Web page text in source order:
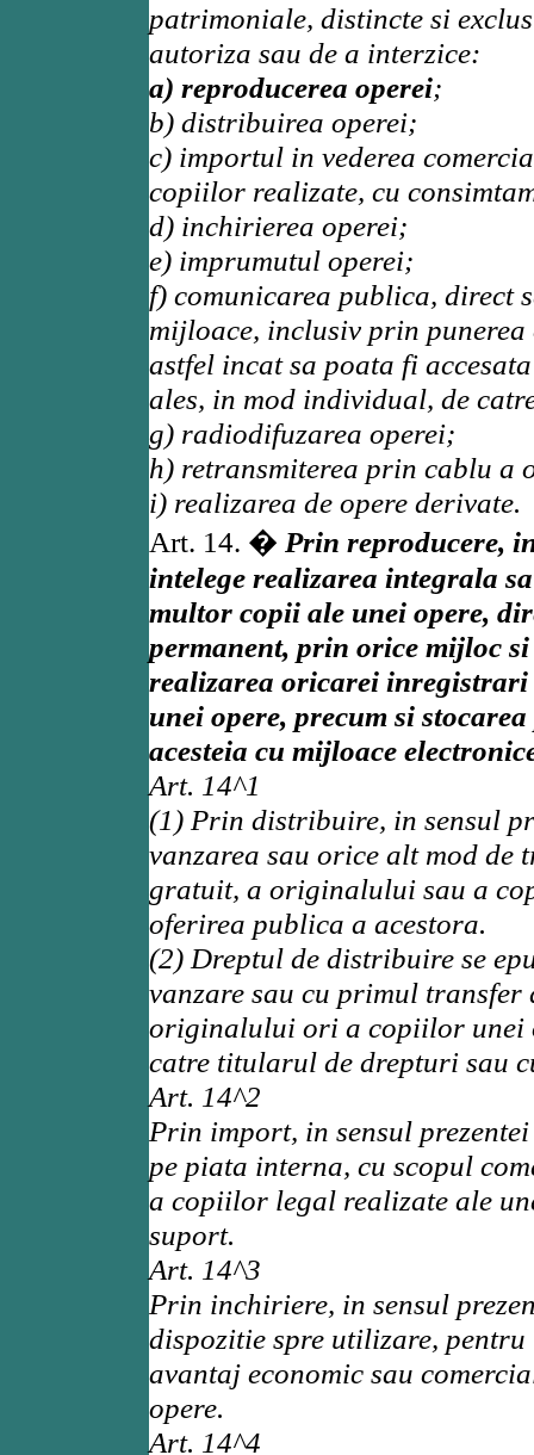
patrimoniale, distincte si
autoriza sau de a interzice:
a) reproducerea operei;
b) distribuirea operei;
c) importul in vederea
copiilor realizate, cu
d) inchirierea operei;
e) imprumutul operei;
f) comunicarea publica, direct
mijloace, inclusiv prin
astfel incat sa poata fi
ales, in mod individual, de
g) radiodifuzarea operei;
h) retransmiterea prin cablu a
i) realizarea de opere derivate.
Art. 14. � Prin reproducere,
intelege realizarea integrala
multor copii ale unei opere,
permanent, prin orice mijloc
realizarea oricarei inregistrari
unei opere, precum si
acesteia cu mijloace
Art. 14^1
(1) Prin distribuire, in sensul
vanzarea sau orice alt mod de
gratuit, a originalului sau a
oferirea publica a acestora.
(2) Dreptul de distribuire se
vanzare sau cu primul
originalului ori a copiilor unei
catre titularul de drepturi sau
Art. 14^2
Prin import, in sensul
pe piata interna, cu scopul
a copiilor legal realizate ale
suport.
Art. 14^3
Prin inchiriere, in sensul
dispozitie spre utilizare,
avantaj economic sau
opere.
Art. 14^4